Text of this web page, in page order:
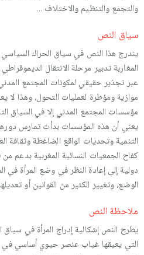
والتجمع والتنظيم والاختلاف …
سياق النص
يندرج هذا النص في سياق الحراك السياسي
المغاربة تدبير مرحلة الانتقال
عبر تجذير حقيقي لمكونات المجتمع
موازية ومؤطرة لعمليات التحول، وهذا لا
مؤسسات المجتمع المدني إلا في السياق
يعني أن هذه المؤسسات بدأت تمارس
التنمية وتحديات الواقع الضاغطة وثقافة
كفاح الجمعيات النسائية المغربية بدعم
دولية إلى إعادة النظر في وضع المرأة في
الوضع، وتغيير الكثير من القوانين أو
ملاحظة النص
يطرح النص إشكالية إدراج المرأة في سياق
التي يعيقها غياب عنصر حيوي أساسي في